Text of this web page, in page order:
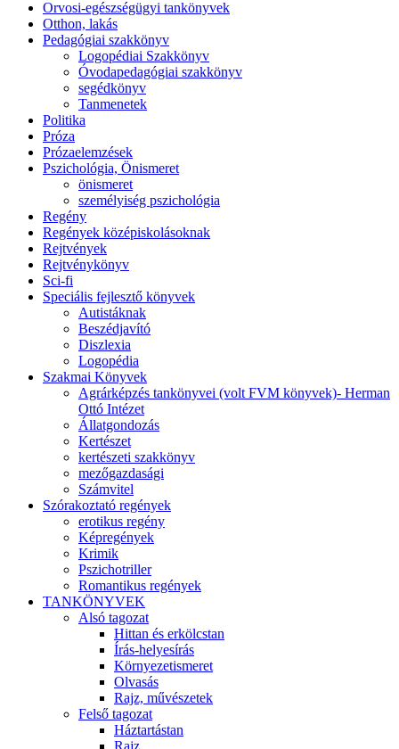
Orvosi-egészségügyi tankönyvek
Otthon, lakás
Pedagógiai szakkönyv
Logopédiai Szakkönyv
Óvodapedagógiai szakkönyv
segédkönyv
Tanmenetek
Politika
Próza
Prózaelemzések
Pszichológia, Önismeret
önismeret
személyiség pszichológia
Regény
Regények középiskolásoknak
Rejtvények
Rejtvénykönyv
Sci-fi
Speciális fejlesztő könyvek
Autistáknak
Beszédjavító
Diszlexia
Logopédia
Szakmai Könyvek
Agrárképzés tankönyvei (volt FVM könyvek)- Herman
Ottó Intézet
Állatgondozás
Kertészet
kertészeti szakkönyv
mezőgazdasági
Számvitel
Szórakoztató regények
erotikus regény
Képregények
Krimik
Pszichotriller
Romantikus regények
TANKÖNYVEK
Alsó tagozat
Hittan és erkölcstan
Írás-helyesírás
Környezetismeret
Olvasás
Rajz, művészetek
Felső tagozat
Háztartástan
Rajz